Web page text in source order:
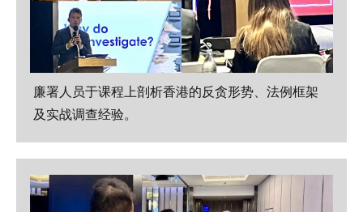
廉署人员于课程上剖析香港的反贪形势、法例框架
及实战调查经验。